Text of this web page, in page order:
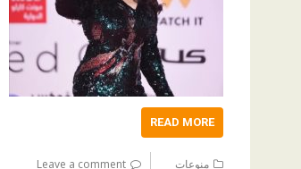
READ MORE
منوعات Leave a comment